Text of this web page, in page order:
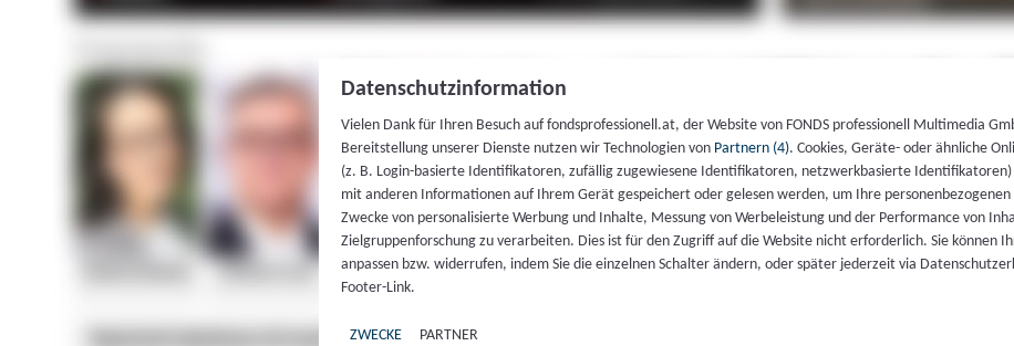
Datenschutzinformation
Vielen Dank für Ihren Besuch auf fondsprofessionell.at, der Website von FONDS professionell Multimedia
Bereitstellung unserer Dienste nutzen wir Technologien von Partnern (4). Cookies, Geräte- oder ähnliche
(z. B. Login-basierte Identifikatoren, zufällig zugewiesene Identifikatoren, netzwerkbasierte Identifikatoren)
mit anderen Informationen auf Ihrem Gerät gespeichert oder gelesen werden, um Ihre
Zwecke von personalisierte Werbung und Inhalte, Messung von Werbeleistung und der Performance von
Zielgruppenforschung zu verarbeiten. Dies ist für den Zugriff auf die Website nicht erforderlich. Sie können
anpassen bzw. widerrufen, indem Sie die einzelnen Schalter ändern, oder später jederzeit via
Footer-Link.
ZWECKE PARTNER